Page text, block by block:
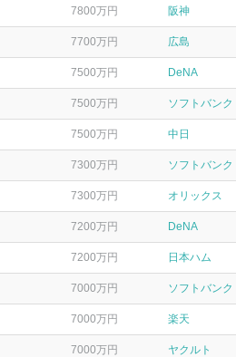
7800万円 阪神
7700万円 広島
7500万円 DeNA
7500万円 ソフトバンク
7500万円 中日
7300万円 ソフトバンク
7300万円 オリックス
7200万円 DeNA
7200万円 日本ハム
7000万円 ソフトバンク
7000万円 楽天
7000万円 ヤクルト